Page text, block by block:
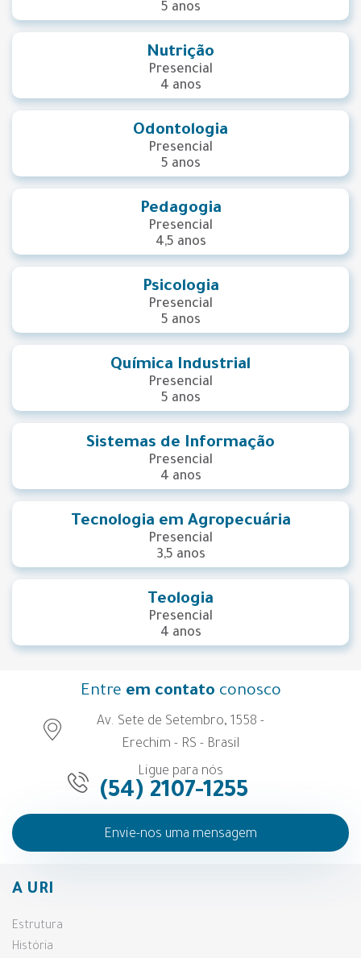
5 anos
Nutrição
Presencial
4 anos
Odontologia
Presencial
5 anos
Pedagogia
Presencial
4,5 anos
Psicologia
Presencial
5 anos
Química Industrial
Presencial
5 anos
Sistemas de Informação
Presencial
4 anos
Tecnologia em Agropecuária
Presencial
3,5 anos
Teologia
Presencial
4 anos
Entre em contato conosco
Av. Sete de Setembro, 1558 -
Erechim - RS - Brasil
Ligue para nós
(54) 2107-1255
Envie-nos uma mensagem
A URI
Estrutura
História